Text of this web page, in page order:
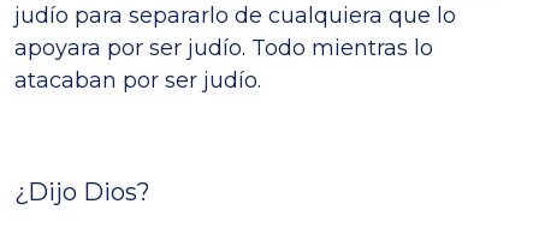
judío para separarlo de cualquiera que lo
apoyara por ser judío. Todo mientras lo
atacaban por ser judío.
¿Dijo Dios?